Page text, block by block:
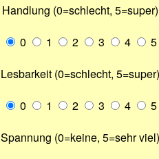
Handlung (0=schlecht, 5=super)
0
1 2 3 4
5
Lesbarkeit (0=schlecht, 5=super)
0
1 2 3 4
5
Spannung (0=keine, 5=sehr viel)